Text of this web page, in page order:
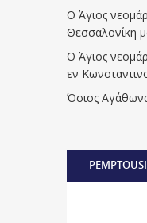
Ο Άγιος
Θεσσαλονίκη
Ο Άγιος
εν
Όσιος